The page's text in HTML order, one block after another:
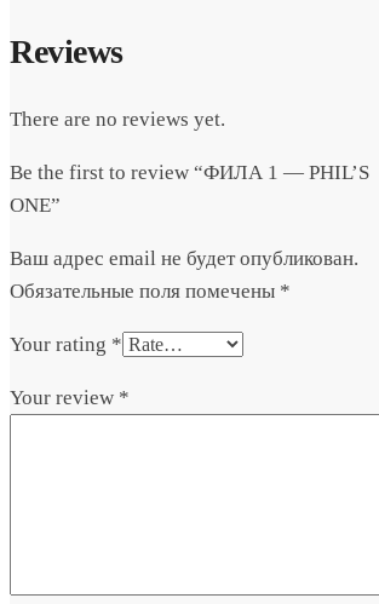
Reviews
There are no reviews yet.
Be the first to review “ФИЛА 1 — PHIL’S
ONE”
Ваш адрес email не будет опубликован.
Обязательные поля помечены *
Your rating *
Your review *